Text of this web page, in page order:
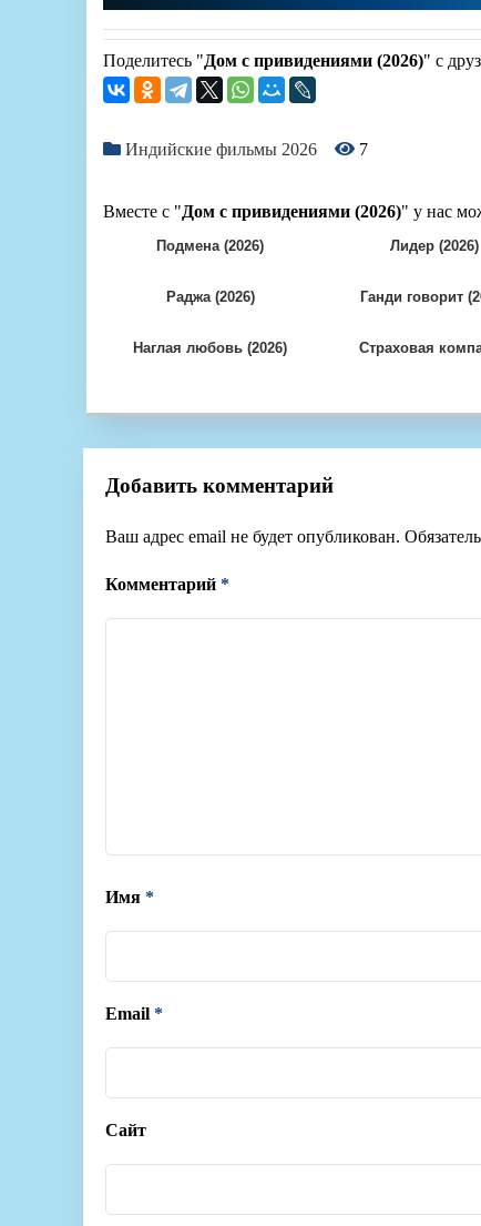
Поделитесь "Дом с привидениями (2026)" с
Индийские фильмы 2026 7
Вместе с "Дом с привидениями (2026)" у нас
Подмена (2026) Лидер (2026)
Раджа (2026) Ганди говорит
Наглая любовь (2026)
Страховая
Добавить комментарий
Ваш адрес email не будет опубликован.
Комментарий *
Имя *
Email *
Сайт